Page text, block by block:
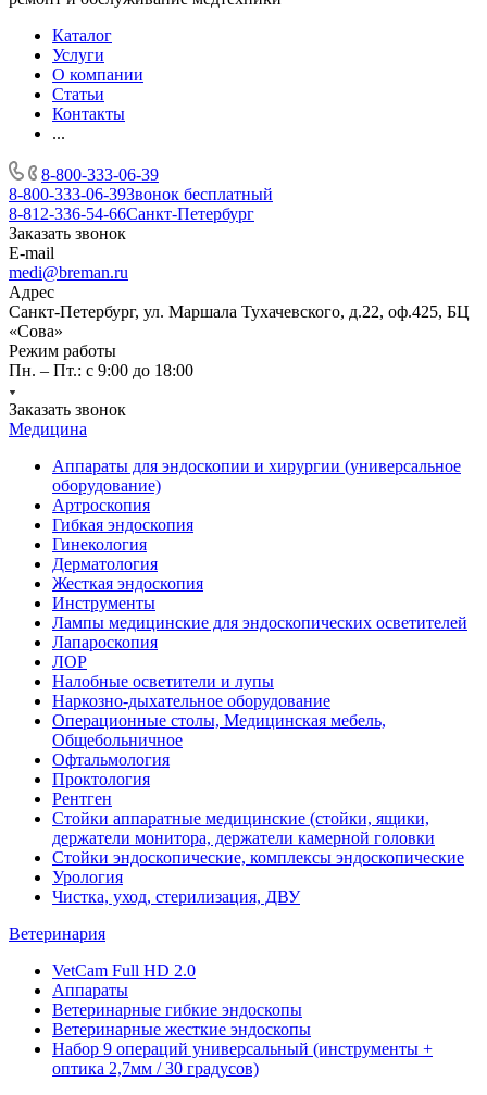
Каталог
Услуги
О компании
Статьи
Контакты
...
8-800-333-06-39
8-800-333-06-39Звонок бесплатный
8-812-336-54-66Санкт-Петербург
Заказать звонок
E-mail
medi@breman.ru
Адрес
Санкт-Петербург, ул. Маршала Тухачевского, д.22, оф.425, БЦ
«Сова»
Режим работы
Пн. – Пт.: с 9:00 до 18:00
Заказать звонок
Медицина
Аппараты для эндоскопии и хирургии (универсальное
оборудование)
Артроскопия
Гибкая эндоскопия
Гинекология
Дерматология
Жесткая эндоскопия
Инструменты
Лампы медицинские для эндоскопических осветителей
Лапароскопия
ЛОР
Налобные осветители и лупы
Наркозно-дыхательное оборудование
Операционные столы, Медицинская мебель,
Общебольничное
Офтальмология
Проктология
Рентген
Стойки аппаратные медицинские (стойки, ящики,
держатели монитора, держатели камерной головки
Стойки эндоскопические, комплексы эндоскопические
Урология
Чистка, уход, стерилизация, ДВУ
Ветеринария
VetCam Full HD 2.0
Аппараты
Ветеринарные гибкие эндоскопы
Ветеринарные жесткие эндоскопы
Набор 9 операций универсальный (инструменты +
оптика 2,7мм / 30 градусов)